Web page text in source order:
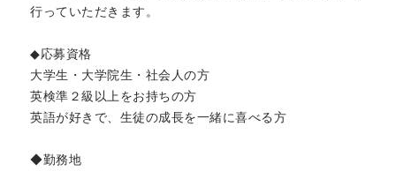
行っていただきます。
◆応募資格
大学生・大学院生・社会人の方
英検準２級以上をお持ちの方
英語が好きで、生徒の成長を一緒に喜べる方
◆勤務地